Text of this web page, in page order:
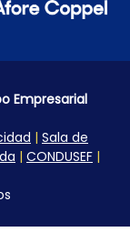
Empresarial
| Sala de
| CONDUSEF |